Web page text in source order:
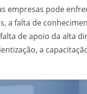
empresas pode
a falta de
de apoio da alta
a